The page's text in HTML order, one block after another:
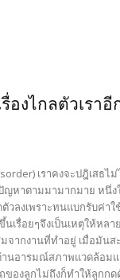
องไกลตัวเร
เราคงจะปฎิเสธ
ญหาตามมามากมาย หนึ่
วลงเพราะทนแบกรับค่า
เรื่อยๆจึงเป็นเหตุให้ห
มจากงานที่ทำอยู่ เมื่อมั
นอารมณ์สภาพแวดล้อมแ
องลูกไม่ถึงก็ทำให้ลูกก